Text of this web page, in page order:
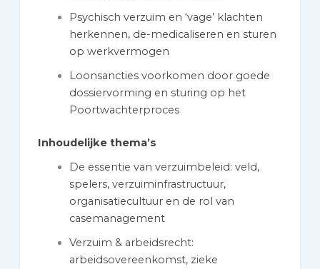
Psychisch verzuim en ‘vage’ klachten
herkennen, de-medicaliseren en sturen
op werkvermogen
Loonsancties voorkomen door goede
dossiervorming en sturing op het
Poortwachterproces
Inhoudelijke thema’s
De essentie van verzuimbeleid: veld,
spelers, verzuiminfrastructuur,
organisatiecultuur en de rol van
casemanagement
Verzuim & arbeidsrecht:
arbeidsovereenkomst, zieke